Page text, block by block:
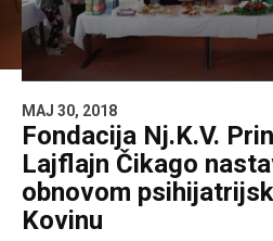
MAJ 30, 2018
Fondacija Nj.K.V.
Lajflajn Čikago
obnovom
Kovinu